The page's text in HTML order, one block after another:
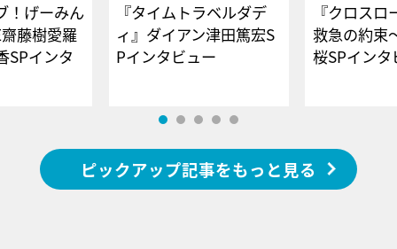
！げーみん
藤樹愛羅
SPインタ
『タイムトラベルダデ
ィ』ダイアン津田篤宏S
Pインタビュー
『クロス
救急の約束
桜SPイ
ピックアップ記事をもっと見る